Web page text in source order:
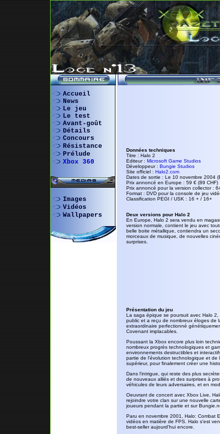
Accueil
News
Le jeu
Le test
Avant-goût
Détails
Concours
Résistance
Prélude
Xbox 360
Images
Vidéos
Wallpapers
Données techniques
Titre : Halo 2
Editeur : Microsoft Game Studios
Développeur : Bungie Studios
Site officiel : Halo2.com
Dates de sortie : Le 10 novembre 2004
Prix annoncé en Europe : 59 € (89 CHF)
Prix annoncé pour la version collector :
Format : DVD pour la console de jeu
Classification PEGI / USK : 16 + / 16+
Deux versions pour Halo 2
En Europe, Halo 2 sera vendu en
version normale, contient le jeu avec
belle boite métallique, contiendra un
morceaux de musique, de nouvelles
surprises.
Présentation du jeu
La saga épique se poursuit avec Halo
public et a reçu de nombreux éloges de
extraordinaire perfectionné
Covenant implacables.
Poussant la Xbox encore plus loin
nombreux progrès technologiques et
environnements destructibles et
partie de l'évolution technologique et de
supérieur, pour finalement créer une
Dans l'intrigue, qui reste des plus
de nouveaux alliés et des surprises à
véhicules de leurs adversaires, et en
Oeuvrant de concert avec Xbox Live,
rejoindre votre clan sur une nouvelle
joueurs pendant la partie et sur
Paru en novembre 2001, Halo: Combat
vidéos en matière de FPS. Halo s'est
best-seller aujourd'hui encore.